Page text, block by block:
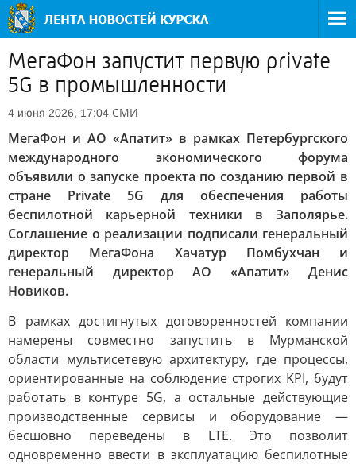
МегаФон запустит первую private
5G в промышленности
4 июня 2026, 17:04 СМИ
МегаФон и АО «Апатит» в рамках Петербургского
международного экономического форума
объявили о запуске проекта по созданию первой в
стране Private 5G для обеспечения работы
беспилотной карьерной техники в Заполярье.
Соглашение о реализации подписали генеральный
директор МегаФона Хачатур Помбухчан и
генеральный директор АО «Апатит» Денис
Новиков.
В рамках достигнутых договоренностей компании
намерены совместно запустить в Мурманской
области мультисетевую архитектуру, где процессы,
ориентированные на соблюдение строгих KPI, будут
работать в контуре 5G, а остальные действующие
производственные сервисы и оборудование —
бесшовно переведены в LTE. Это позволит
одновременно ввести в эксплуатацию беспилотные